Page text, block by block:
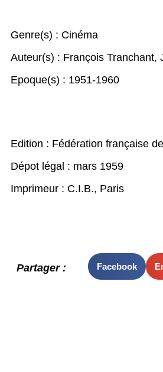
Genre(s) : Cinéma
Auteur(s) : François Tranchant,
Epoque(s) : 1951-1960
Edition : Fédération française
Dépot légal : mars 1959
Imprimeur : C.I.B., Paris
Partager : Facebook